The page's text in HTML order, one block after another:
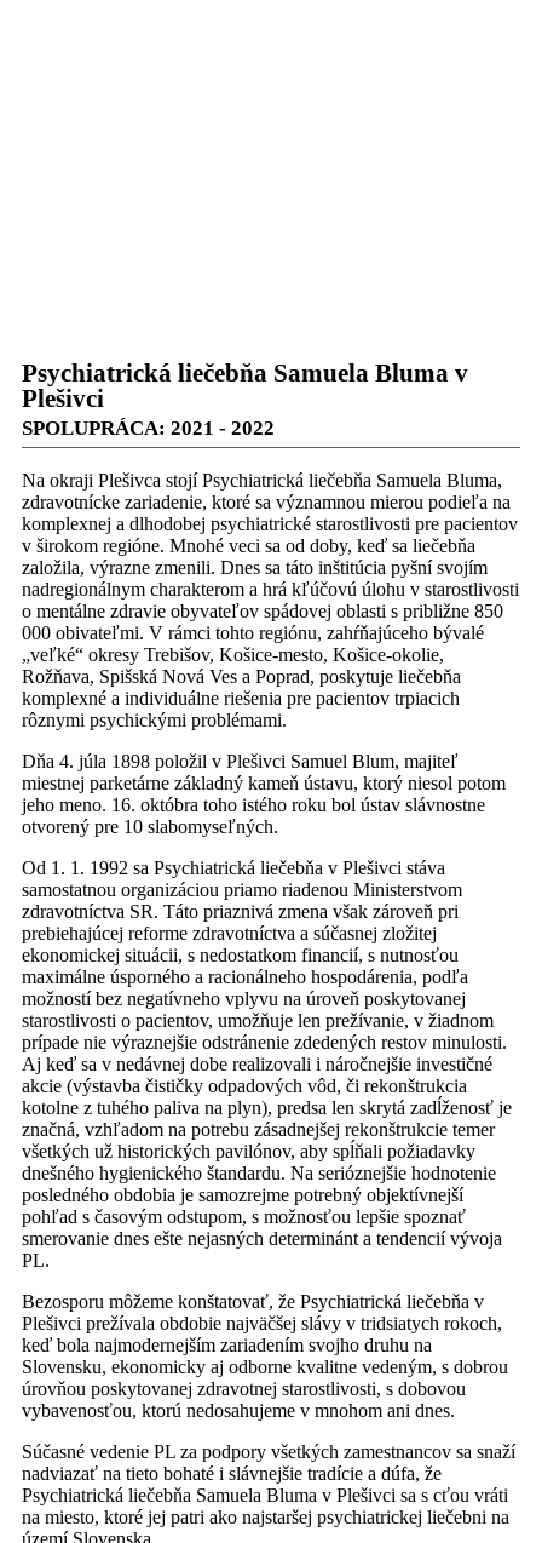
Psychiatrická liečebňa Samuela Bluma v
Plešivci
SPOLUPRÁCA: 2021 - 2022
Na okraji Plešivca stojí Psychiatrická liečebňa Samuela Bluma,
zdravotnícke zariadenie, ktoré sa významnou mierou podieľa na
komplexnej a dlhodobej psychiatrické starostlivosti pre pacientov
v širokom regióne. Mnohé veci sa od doby, keď sa liečebňa
založila, výrazne zmenili. Dnes sa táto inštitúcia pyšní svojím
nadregionálnym charakterom a hrá kľúčovú úlohu v starostlivosti
o mentálne zdravie obyvateľov spádovej oblasti s približne 850
000 obivateľmi. V rámci tohto regiónu, zahŕňajúceho bývalé
„veľké“ okresy Trebišov, Košice-mesto, Košice-okolie,
Rožňava, Spišská Nová Ves a Poprad, poskytuje liečebňa
komplexné a individuálne riešenia pre pacientov trpiacich
rôznymi psychickými problémami.
Dňa 4. júla 1898 položil v Plešivci Samuel Blum, majiteľ
miestnej parketárne základný kameň ústavu, ktorý niesol potom
jeho meno. 16. októbra toho istého roku bol ústav slávnostne
otvorený pre 10 slabomyseľných.
Od 1. 1. 1992 sa Psychiatrická liečebňa v Plešivci stáva
samostatnou organizáciou priamo riadenou Ministerstvom
zdravotníctva SR. Táto priaznivá zmena však zároveň pri
prebiehajúcej reforme zdravotníctva a súčasnej zložitej
ekonomickej situácii, s nedostatkom financií, s nutnosťou
maximálne úsporného a racionálneho hospodárenia, podľa
možností bez negatívneho vplyvu na úroveň poskytovanej
starostlivosti o pacientov, umožňuje len prežívanie, v žiadnom
prípade nie výraznejšie odstránenie zdedených restov minulosti.
Aj keď sa v nedávnej dobe realizovali i náročnejšie investičné
akcie (výstavba čističky odpadových vôd, či rekonštrukcia
kotolne z tuhého paliva na plyn), predsa len skrytá zadĺženosť je
značná, vzhľadom na potrebu zásadnejšej rekonštrukcie temer
všetkých už historických pavilónov, aby spĺňali požiadavky
dnešného hygienického štandardu. Na serióznejšie hodnotenie
posledného obdobia je samozrejme potrebný objektívnejší
pohľad s časovým odstupom, s možnosťou lepšie spoznať
smerovanie dnes ešte nejasných determinánt a tendencií vývoja
PL.
Bezosporu môžeme konštatovať, že Psychiatrická liečebňa v
Plešivci prežívala obdobie najväčšej slávy v tridsiatych rokoch,
keď bola najmodernejším zariadením svojho druhu na
Slovensku, ekonomicky aj odborne kvalitne vedeným, s dobrou
úrovňou poskytovanej zdravotnej starostlivosti, s dobovou
vybavenosťou, ktorú nedosahujeme v mnohom ani dnes.
Súčasné vedenie PL za podpory všetkých zamestnancov sa snaží
nadviazať na tieto bohaté i slávnejšie tradície a dúfa, že
Psychiatrická liečebňa Samuela Bluma v Plešivci sa s cťou vráti
na miesto, ktoré jej patri ako najstaršej psychiatrickej liečebni na
území Slovenska.